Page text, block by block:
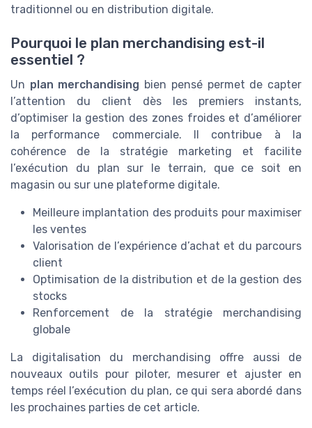
traditionnel ou en distribution digitale.
Pourquoi le plan merchandising est-il
essentiel ?
Un plan merchandising bien pensé permet de capter
l’attention du client dès les premiers instants,
d’optimiser la gestion des zones froides et d’améliorer
la performance commerciale. Il contribue à la
cohérence de la stratégie marketing et facilite
l’exécution du plan sur le terrain, que ce soit en
magasin ou sur une plateforme digitale.
Meilleure implantation des produits pour maximiser
les ventes
Valorisation de l’expérience d’achat et du parcours
client
Optimisation de la distribution et de la gestion des
stocks
Renforcement de la stratégie merchandising
globale
La digitalisation du merchandising offre aussi de
nouveaux outils pour piloter, mesurer et ajuster en
temps réel l’exécution du plan, ce qui sera abordé dans
les prochaines parties de cet article.